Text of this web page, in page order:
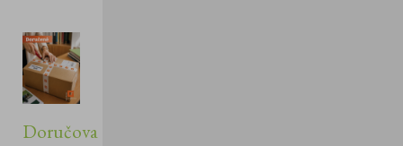
Doručovanie